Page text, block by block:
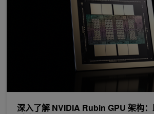
深入了解 NVIDIA Rubin GPU 架构